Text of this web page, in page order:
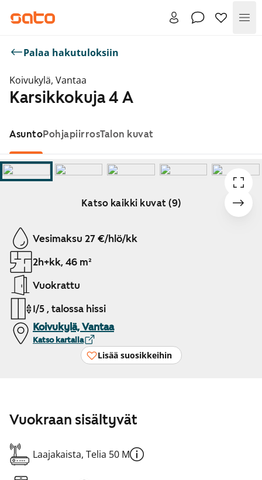
Palaa hakutuloksiin
Koivukylä, Vantaa
Karsikkokuja 4 A
AsuntoPohjapiirrosTalon kuvat
Katso kaikki kuvat (9)
Näytetään dia 1 / 9
Vesimaksu 27 €/hlö/kk
2h+kk, 46 m²
Vuokrattu
1/5 , talossa hissi
Koivukylä, Vantaa
Katso kartalla
Lisää suosikkeihin
Vuokraan sisältyvät
Laajakaista, Telia 50 M